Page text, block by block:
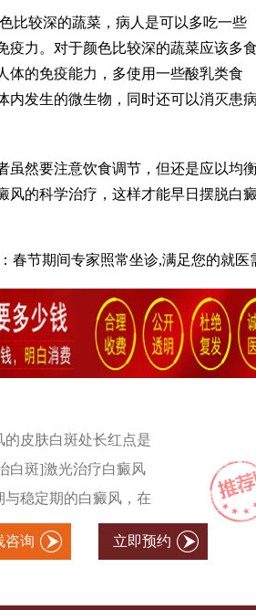
较深的蔬菜，病人是可以多吃一些
疫力。对于颜色比较深的蔬菜应该多食
体的免疫能力，多使用一些酸乳类食
内发生的微生物，同时还可以消灭患病
然要注意饮食调节，但还是应以均
风的科学治疗，这样才能早日摆脱白癜
春节期间专家照常坐诊,满足您的就医
的皮肤白斑处长红点是
白斑]激光治疗白癜风
与稳定期的白癜风，在
咨询 立即预约